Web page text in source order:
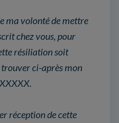
ma volonté de mettre
chez vous, pour
résiliation soit
ci-après mon
réception de cette